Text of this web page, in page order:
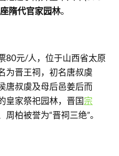
隋代官家园林。
80元/人，位于山西省太原
为晋王祠，初名唐叔虞
唐叔虞及母后邑姜后而
皇家祭祀园林，晋国宗
柏被誉为“晋祠三绝”。